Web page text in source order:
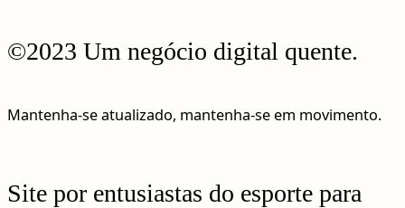
©2023 Um negócio digital quente.
Mantenha-se atualizado, mantenha-se em movimento.
Site por entusiastas do esporte para